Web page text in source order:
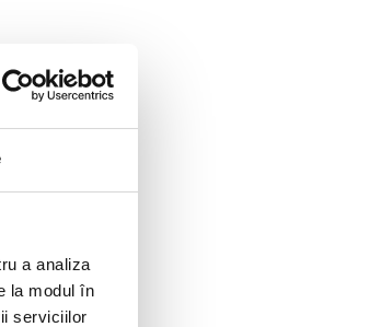
a analiza
la modul în
serviciilor